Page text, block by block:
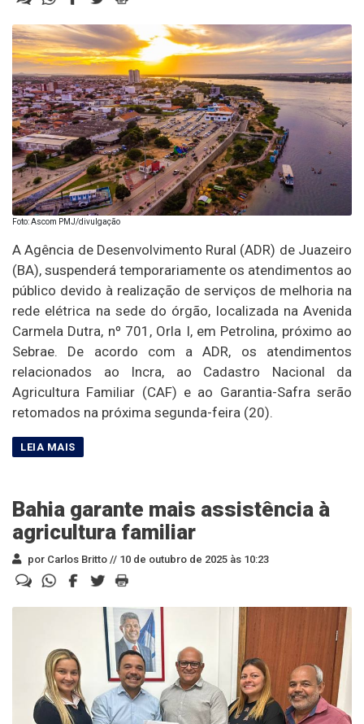
Foto: Ascom PMJ/divulgação
A Agência de Desenvolvimento Rural (ADR) de Juazeiro
(BA), suspenderá temporariamente os atendimentos ao
público devido à realização de serviços de melhoria na
rede elétrica na sede do órgão, localizada na Avenida
Carmela Dutra, nº 701, Orla I, em Petrolina, próximo ao
Sebrae. De acordo com a ADR, os atendimentos
relacionados ao Incra, ao Cadastro Nacional da
Agricultura Familiar (CAF) e ao Garantia-Safra serão
retomados na próxima segunda-feira (20).
Bahia garante mais assistência à
agricultura familiar
por Carlos Britto // 10 de outubro de 2025 às 10:23